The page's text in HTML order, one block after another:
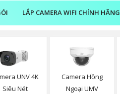
LẮP CAMERA WIFI CHÍNH HÃNG
UNV 4K
Siêu Nét
Camera Hồng
Ngoại UMV